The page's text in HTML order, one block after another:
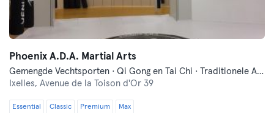
Phoenix A.D.A. Martial Arts
Gemengde Vechtsporten · Qi Gong en Tai Chi · Traditionele Aziatische Vechtsporten
Ixelles, Avenue de la Toison d'Or 39
Essential Classic Premium Max